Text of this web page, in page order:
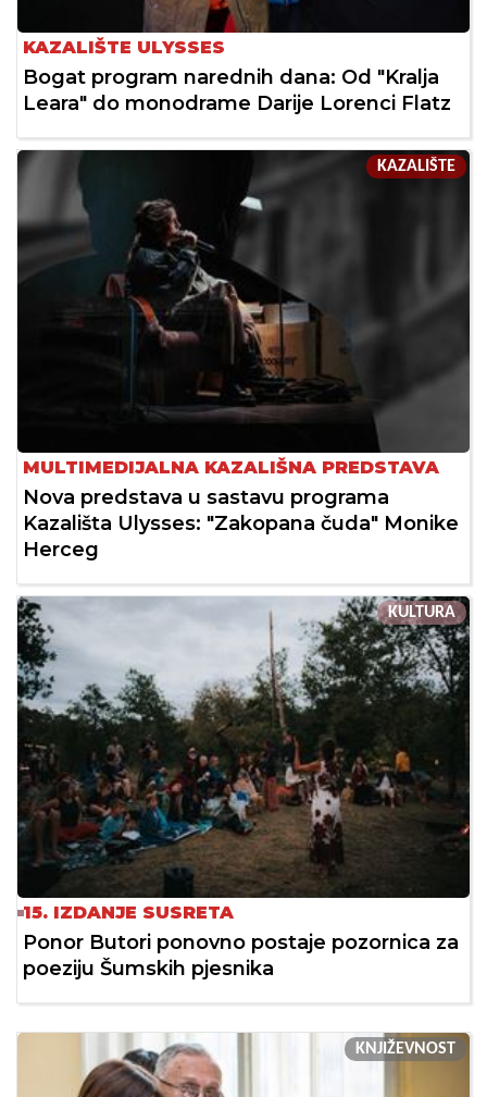
KAZALIŠTE ULYSSES
Bogat program narednih dana: Od "Kralja
Leara" do monodrame Darije Lorenci Flatz
KAZALIŠTE
MULTIMEDIJALNA KAZALIŠNA PREDSTAVA
Nova predstava u sastavu programa
Kazališta Ulysses: "Zakopana čuda" Monike
Herceg
KULTURA
15. IZDANJE SUSRETA
Ponor Butori ponovno postaje pozornica za
poeziju Šumskih pjesnika
KNJIŽEVNOST